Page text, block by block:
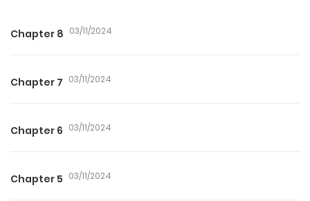
Chapter 8 03/11/2024
Chapter 7 03/11/2024
Chapter 6 03/11/2024
Chapter 5 03/11/2024